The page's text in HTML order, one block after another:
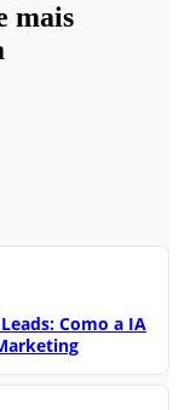
mais
Como a IA